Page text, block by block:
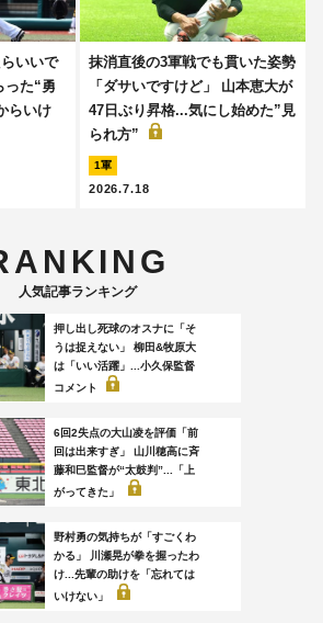
いいで
った“勇
らいけ
抹消直後の3軍戦でも貫いた姿勢
「ダサいですけど」 山本恵大が
47日ぶり昇格...気にし始めた”見
られ方”
1軍
2026.7.18
人気記事ランキング
押し出し死球のオスナに「そ
うは捉えない」 柳田&牧原大
は「いい活躍」...小久保監督
コメント
6回2失点の大山凌を評価「前
回は出来すぎ」 山川穂高に斉
藤和巳監督が“太鼓判”...「上
がってきた」
野村勇の気持ちが「すごくわ
かる」 川瀬晃が拳を握ったわ
け...先輩の助けを「忘れては
いけない」